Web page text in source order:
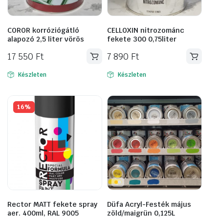
COROR korróziógátló
alapozó 2,5 liter vörös
17 550 Ft
Készleten
CELLOXIN nitrozománc
fekete 300 0,75liter
7 890 Ft
Készleten
16%
Rector MATT fekete spray
aer. 400ml, RAL 9005
Düfa Acryl-Festék május
zöld/maigrün 0,125L